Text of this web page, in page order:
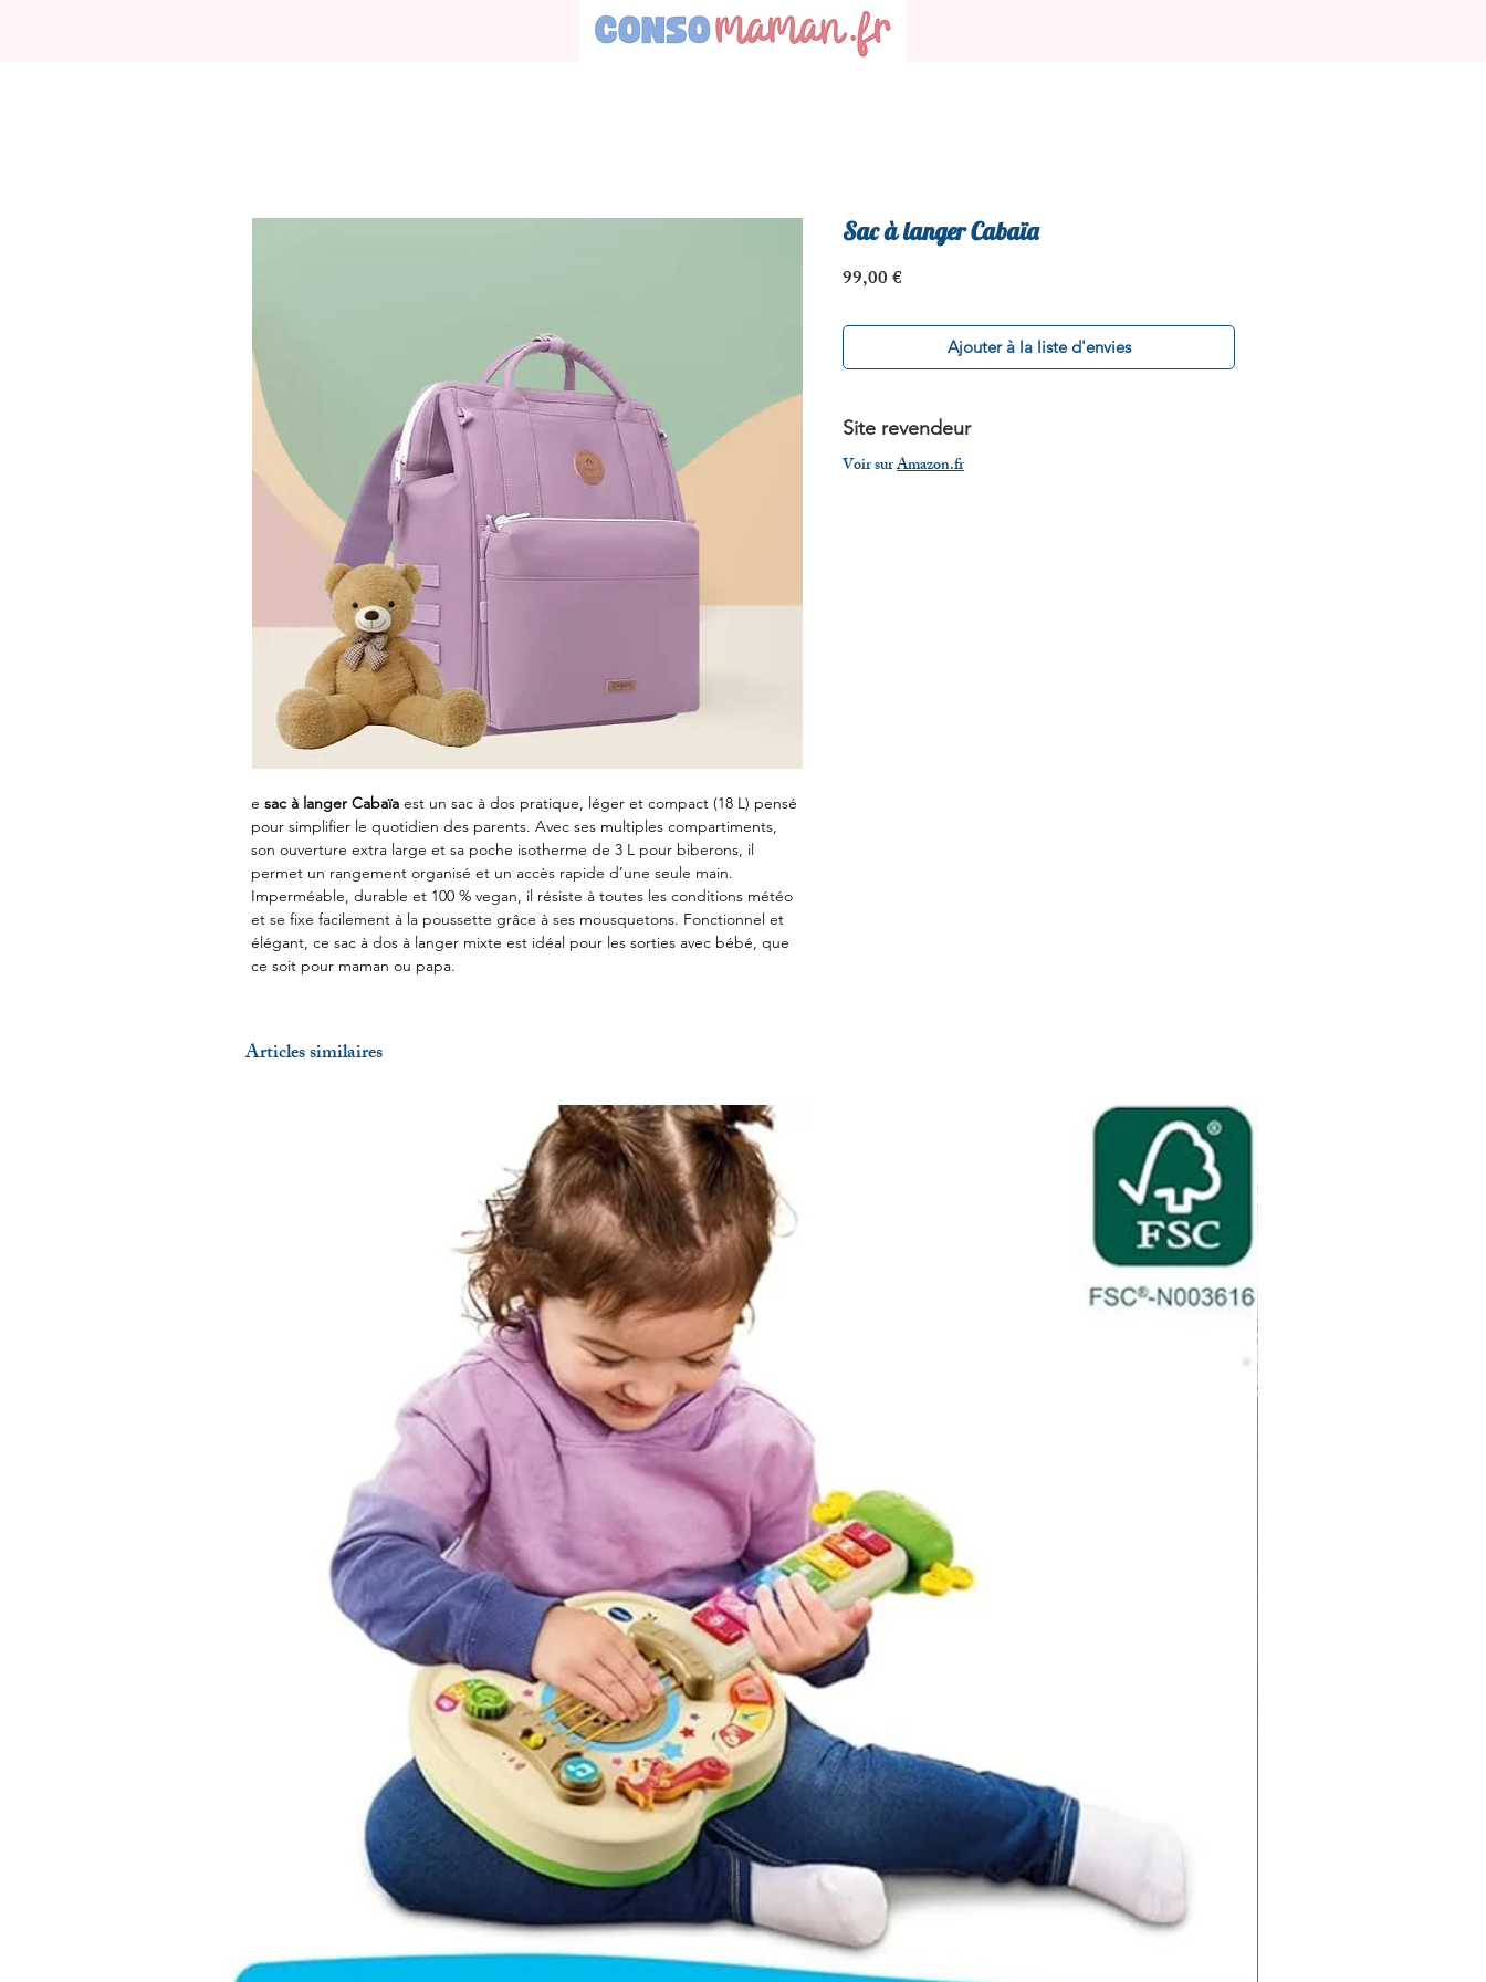
e sac à langer Cabaïa est un sac à dos pratique, léger et compact (18 L) pensé
pour simplifier le quotidien des parents. Avec ses multiples compartiments,
son ouverture extra large et sa poche isotherme de 3 L pour biberons, il
permet un rangement organisé et un accès rapide d’une seule main.
Imperméable, durable et 100 % vegan, il résiste à toutes les conditions météo
et se fixe facilement à la poussette grâce à ses mousquetons. Fonctionnel et
élégant, ce sac à dos à langer mixte est idéal pour les sorties avec bébé, que
ce soit pour maman ou papa.
Sac à langer Cabaïa
99,00 €
Ajouter à la liste d'envies
Site revendeur
Voir surAmazon.fr
Articles similaires